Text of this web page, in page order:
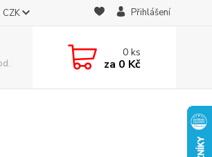
CZK Přihlášení
0ks
za 0 Kč